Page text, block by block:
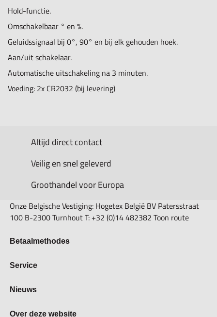
Hold-functie.
Omschakelbaar ° en %.
Geluidssignaal bij 0°, 90° en bij elk gehouden hoek.
Aan/uit schakelaar.
Automatische uitschakeling na 3 minuten.
Voeding: 2x CR2032 (bij levering)
Altijd direct contact
Veilig en snel geleverd
Groothandel voor Europa
Onze Belgische Vestiging: Hogetex België BV Patersstraat
100 B-2300 Turnhout T: +32 (0)14 482382 Toon route
Betaalmethodes
Bestellen & Betalen
Contract herroepen
Levertijden
Service
Over Hogetex
Nieuws
Beurzen
Over deze website